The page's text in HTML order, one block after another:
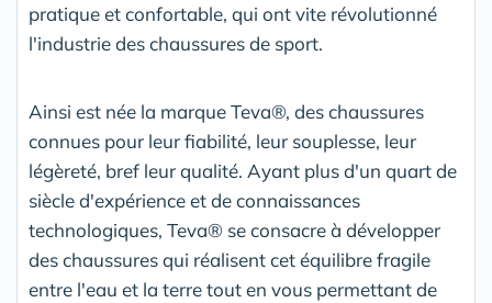
pratique et confortable, qui ont vite révolutionné
l'industrie des chaussures de sport.
Ainsi est née la marque Teva®, des chaussures
connues pour leur fiabilité, leur souplesse, leur
légèreté, bref leur qualité. Ayant plus d'un quart de
siècle d'expérience et de connaissances
technologiques, Teva® se consacre à développer
des chaussures qui réalisent cet équilibre fragile
entre l'eau et la terre tout en vous permettant de